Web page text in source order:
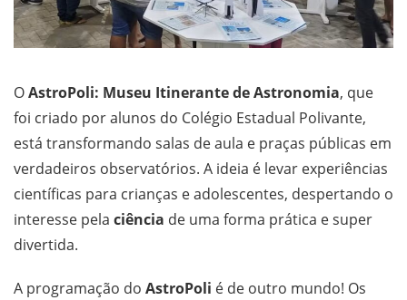
OAstroPoli: Museu Itinerante de Astronomia, que
foi criado por alunos do Colégio Estadual Polivante,
está transformando salas de aula e praças públicas em
verdadeiros observatórios. A ideia é levar experiências
científicas para crianças e adolescentes, despertando o
interesse pela ciência de uma forma prática e super
divertida.
A programação do AstroPoli é de outro mundo! Os